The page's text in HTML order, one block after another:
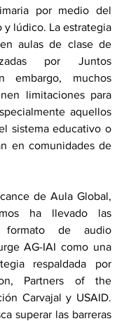
por medio del
y lúdico. La estrategia
aulas de clase de
por Juntos
embargo, muchos
limitaciones para
aquellos
sistema educativo o
en comunidades de
de Aula Global,
ha llevado las
de audio
AG-IAI como una
respaldada por
Partners of the
Carvajal y USAID.
superar las barreras